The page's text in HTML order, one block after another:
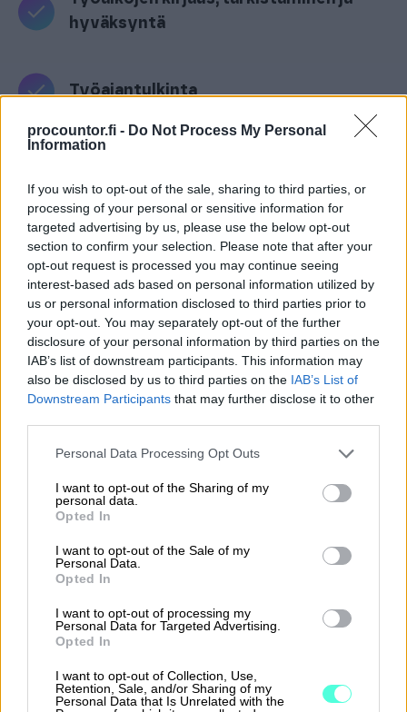
procountor.fi - Do Not Process My Personal
Information
If you wish to opt-out of the sale, sharing to third parties, or
processing of your personal or sensitive information for
targeted advertising by us, please use the below opt-out
section to confirm your selection. Please note that after your
opt-out request is processed you may continue seeing
interest-based ads based on personal information utilized by
us or personal information disclosed to third parties prior to
your opt-out. You may separately opt-out of the further
disclosure of your personal information by third parties on the
IAB’s list of downstream participants. This information may
also be disclosed by us to third parties on the IAB’s List of
Downstream Participants that may further disclose it to other
Please note that this website/app uses one or more Google
not limited to your visit or usage behaviour. You may click to
grant or deny consent to Google and its third-party tags to
use your data for below specified purposes in below Google
consent section.
Personal Data Processing Opt Outs
I want to opt-out of the Sharing of my
personal data.
Opted In
I want to opt-out of the Sale of my
Personal Data.
Opted In
I want to opt-out of processing my
Personal Data for Targeted Advertising.
Opted In
I want to opt-out of Collection, Use,
Retention, Sale, and/or Sharing of my
Personal Data that Is Unrelated with the
hyväksyntä
Työajantulkinta
Työvuorosuunnittelu
Raportointi
Finago Procountor + Otta
projekti, työntekijä, palkkalajit,
kirjaus-/tapahtumapäivä) Finago Procountoriin.
saa tiedoston, joka on sellaisenaan ilman
muokkausta sisäänluettavissa Finago Procountoriin.
Toimenpiteet integraation aktivointiin:
ja vastaanottavassa järjestelmässä käyttäjän
tiedoissa tulee olla samat